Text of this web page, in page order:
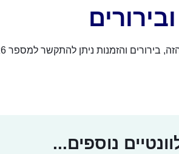
ניתן להתקשר למספר 054-4570926 או לשלוח הודעה באמצעות הכפתור להלן:
נוספים...